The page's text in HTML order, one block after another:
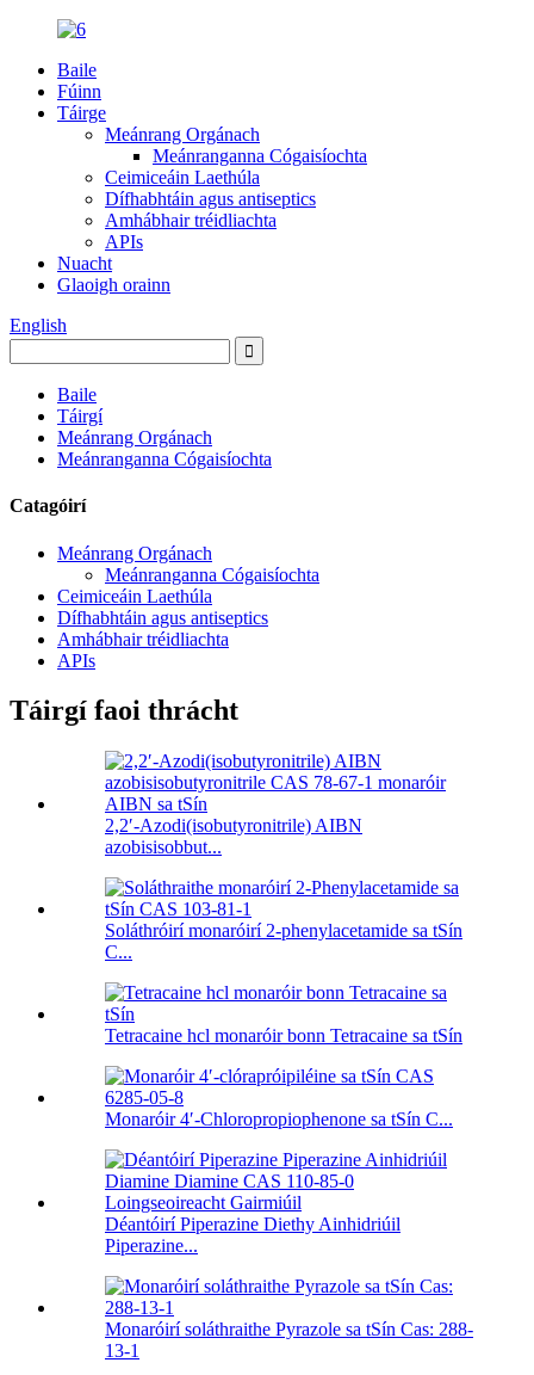
Baile
Fúinn
Táirge
Meánrang Orgánach
Meánranganna Cógaisíochta
Ceimiceáin Laethúla
Dífhabhtáin agus antiseptics
Amhábhair tréidliachta
APIs
Nuacht
Glaoigh orainn
English
Baile
Táirgí
Meánrang Orgánach
Meánranganna Cógaisíochta
Catagóirí
Meánrang Orgánach
Meánranganna Cógaisíochta
Ceimiceáin Laethúla
Dífhabhtáin agus antiseptics
Amhábhair tréidliachta
APIs
Táirgí faoi thrácht
2,2′-Azodi(isobutyronitrile) AIBN
azobisisobbut...
Soláthróirí monaróirí 2-phenylacetamide sa tSín
C...
Tetracaine hcl monaróir bonn Tetracaine sa tSín
Monaróir 4′-Chloropropiophenone sa tSín C...
Déantóirí Piperazine Diethy Ainhidriúil
Piperazine...
Monaróirí soláthraithe Pyrazole sa tSín Cas: 288-
13-1